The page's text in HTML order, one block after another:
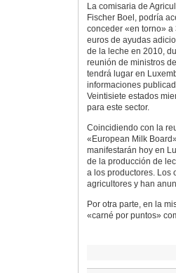
La comisaria de
Fischer Boel, podría
conceder «en torno» a
euros de ayudas
de la leche en 2010,
reunión de ministros
tendrá lugar en
informaciones
Veintisiete estados
para este sector.
Coincidiendo con la
«European Milk
manifestarán hoy en
de la producción de
a los productores. Los
agricultores y han
Por otra parte, en la
«carné por puntos»